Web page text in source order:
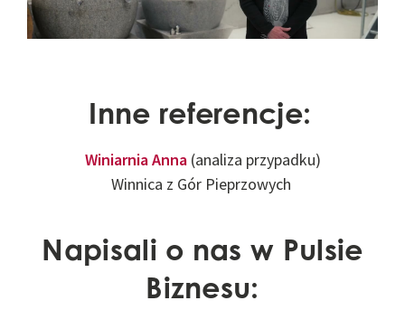
Inne referencje:
Winiarnia Anna (analiza przypadku)
Winnica z Gór Pieprzowych
Napisali o nas w Pulsie
Biznesu: